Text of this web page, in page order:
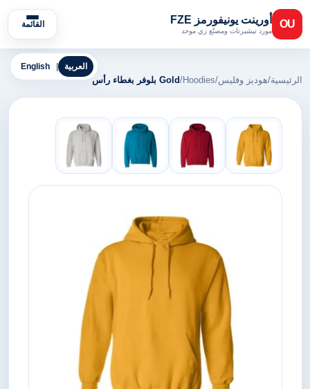
OU أورينت يونيفورمز FZE
مورد تيشيرتات ومصنّع زي موحد
القائمة
English العربية
الرئيسية/هوديز وفليس/
Hoodies
/Gold بلوفر بغطاء رأس